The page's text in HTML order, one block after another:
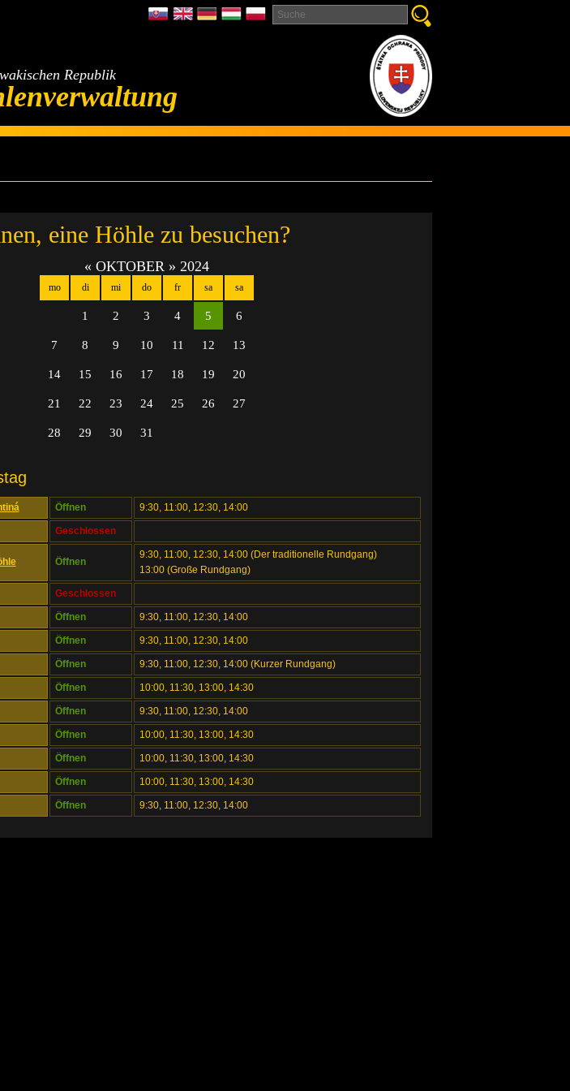
Republik
eine Höhle zu besuchen?
« OKTOBER » 2024
mo di mi do fr sa sa
1 2 3 4 5 6
7 8 9 10 11 12 13
14 15 16 17 18 19 20
21 22 23 24 25 26 27
28 29 30 31
Öffnen 9:30, 11:00, 12:30, 14:00
Geschlossen
Öffnen
9:30, 11:00, 12:30, 14:00 (Der traditionelle Rundgang)
13:00 (Große Rundgang)
Geschlossen
Öffnen 9:30, 11:00, 12:30, 14:00
Öffnen 9:30, 11:00, 12:30, 14:00
Öffnen 9:30, 11:00, 12:30, 14:00 (Kurzer Rundgang)
Öffnen 10:00, 11:30, 13:00, 14:30
Öffnen 9:30, 11:00, 12:30, 14:00
Öffnen 10:00, 11:30, 13:00, 14:30
Öffnen 10:00, 11:30, 13:00, 14:30
Öffnen 10:00, 11:30, 13:00, 14:30
Öffnen 9:30, 11:00, 12:30, 14:00